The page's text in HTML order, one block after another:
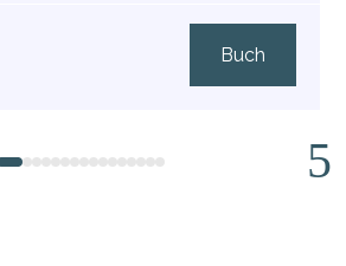
Buch
1 234567891011121314
1516